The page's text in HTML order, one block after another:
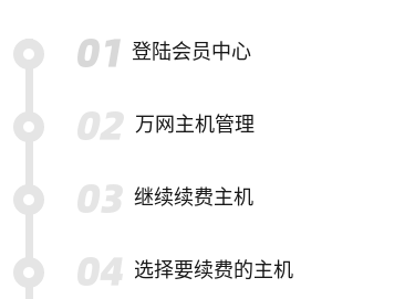
登陆会员中心
万网主机管理
继续续费主机
选择要续费的主机